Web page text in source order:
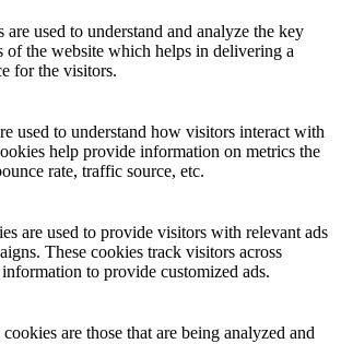
are used to understand and analyze the key
of the website which helps in delivering a
for the visitors.
used to understand how visitors interact with
help provide information on metrics the
rate, traffic source, etc.
are used to provide visitors with relevant ads
These cookies track visitors across
to provide customized ads.
are those that are being analyzed and